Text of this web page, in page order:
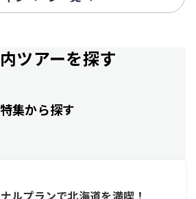
ツアーを探す
集から探す